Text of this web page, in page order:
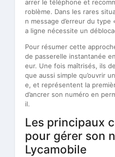
arrer le téléphone et
roblème. Dans les rares
n message d’erreur du type
a ligne nécessite un
Pour résumer cette
de passerelle instantanée
eur. Une fois maîtrisés, ils
que aussi simple qu’ouvrir
e, et représentent la
d’ancrer son numéro en
il.
Les principaux
pour gérer son
Lycamobile